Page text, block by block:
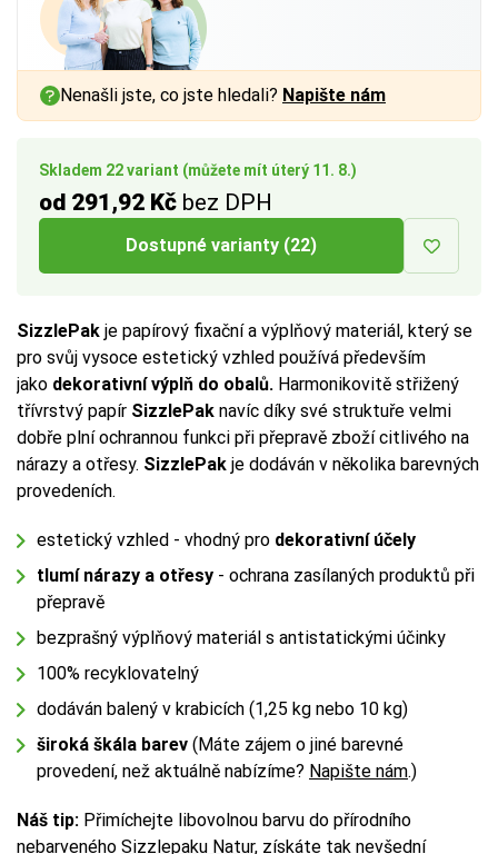
Skladem 22 variant (můžete mít úterý 11. 8.)
od 291,92 Kč bez DPH
Dostupné varianty (22)
SizzlePak je papírový fixační a výplňový materiál, který se
pro svůj vysoce estetický vzhled používá především
jako dekorativní výplň do obalů. Harmonikovitě střižený
třívrstvý papír SizzlePak navíc díky své struktuře velmi
dobře plní ochrannou funkci při přepravě zboží citlivého na
nárazy a otřesy. SizzlePak je dodáván v několika barevných
provedeních.
estetický vzhled - vhodný pro dekorativní účely
tlumí nárazy a otřesy - ochrana zasílaných produktů při
přepravě
bezprašný výplňový materiál s antistatickými účinky
100% recyklovatelný
dodáván balený v krabicích (1,25 kg nebo 10 kg)
široká škála barev (Máte zájem o jiné barevné
provedení, než aktuálně nabízíme? Napište nám.)
Náš tip: Přimíchejte libovolnou barvu do přírodního
nebarveného Sizzlepaku Natur, získáte tak nevšední
Nenašli jste, co jste hledali? Napište nám